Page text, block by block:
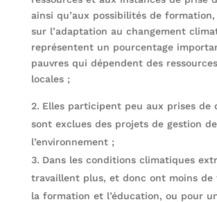
ainsi qu’aux possibilités de
sur l’adaptation au changement
représentent un pourcentage
pauvres qui dépendent des
locales ;
Elles participent peu aux prises de
sont exclues des projets de gestion de
l’environnement ;
Dans les conditions climatiques
travaillent plus, et donc ont moins de
la formation et l’éducation, ou pour